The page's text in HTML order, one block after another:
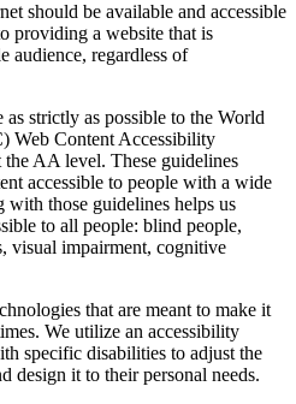
should be available and accessible
providing a website that is
audience, regardless of
strictly as possible to the World
Web Content Accessibility
AA level. These guidelines
accessible to people with a wide
those guidelines helps us
to all people: blind people,
visual impairment, cognitive
that are meant to make it
We utilize an accessibility
specific disabilities to adjust the
design it to their personal needs.